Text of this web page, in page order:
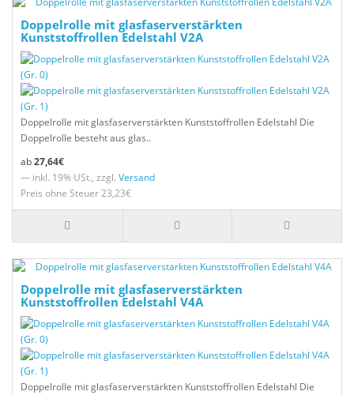
Doppelrolle mit glasfaserverstärkten
Kunststoffrollen Edelstahl V2A
Doppelrolle mit glasfaserverstärkten Kunststoffrollen Edelstahl Die
Doppelrolle besteht aus glas..
27,64€
— inkl. 19% USt., zzgl. Versand
Preis ohne Steuer 23,23€
Doppelrolle mit glasfaserverstärkten
Kunststoffrollen Edelstahl V4A
Doppelrolle mit glasfaserverstärkten Kunststoffrollen Edelstahl Die